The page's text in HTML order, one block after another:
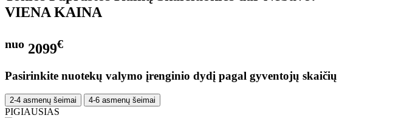
VIENA KAINA
nuo 2099€
Pasirinkite nuotekų valymo įrenginio dydį pagal gyventojų skaičių
2-4 asmenų šeimai 4-6 asmenų šeimai
PIGIAUSIAS